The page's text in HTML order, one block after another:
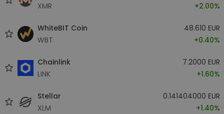
XMR
+2.00%
WhiteBIT Coin
WBT
48.610 EUR
+0.40%
Chainlink
LINK
7.2000 EUR
+1.60%
Stellar
XLM
0.141404000 EUR
+1.40%